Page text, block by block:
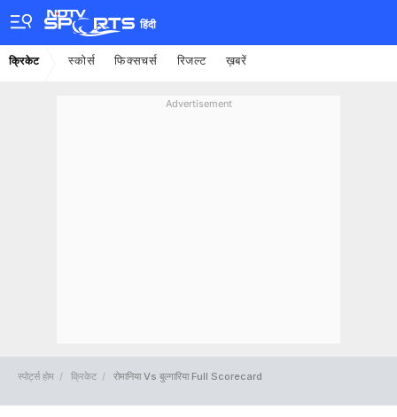
हिंदी
क्रिकेट स्कोर्स फिक्सचर्स रिजल्ट ख़बरें
Advertisement
स्पोर्ट्स होम क्रिकेट रोमानिया Vs बुल्गारिया Full Scorecard